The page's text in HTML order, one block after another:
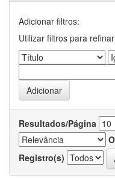
Adicionar filtros:
Utilizar filtros para
Resultados/Página
Registro(s)